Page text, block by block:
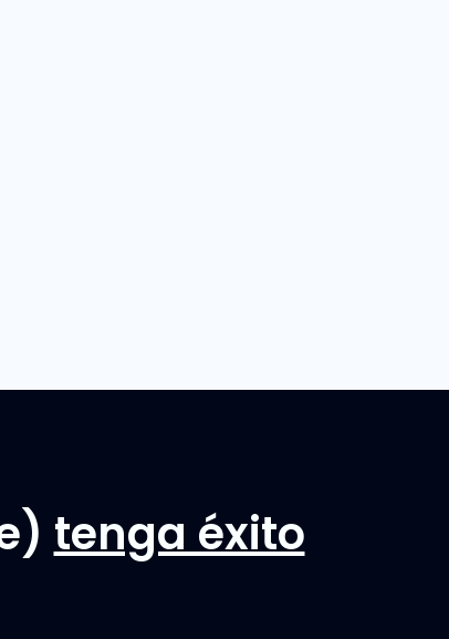
tenga éxito